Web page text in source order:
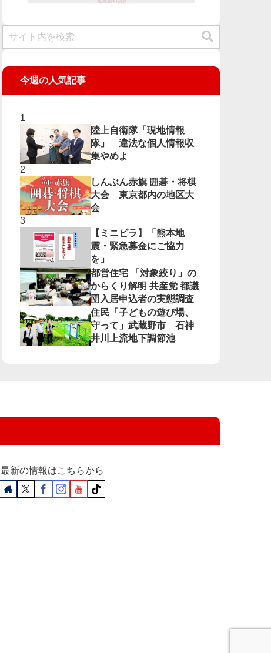
今週の人気記事
陸上自衛隊「現地情報
隊」 違法な個人情報収
集やめよ
しんぶん赤旗 囲碁・将棋
大会 東京都内の地区大
会
【ミニビラ】「熊本地
震・緊急募金にご協力
を」
都営住宅 「対象絞り」の
からくり解明 共産党 都議
団入居申込者の実態調査
住民「子どもの遊び場、
守って」武蔵野市 石神
井川上流地下調節池
最新の情報はこちらから